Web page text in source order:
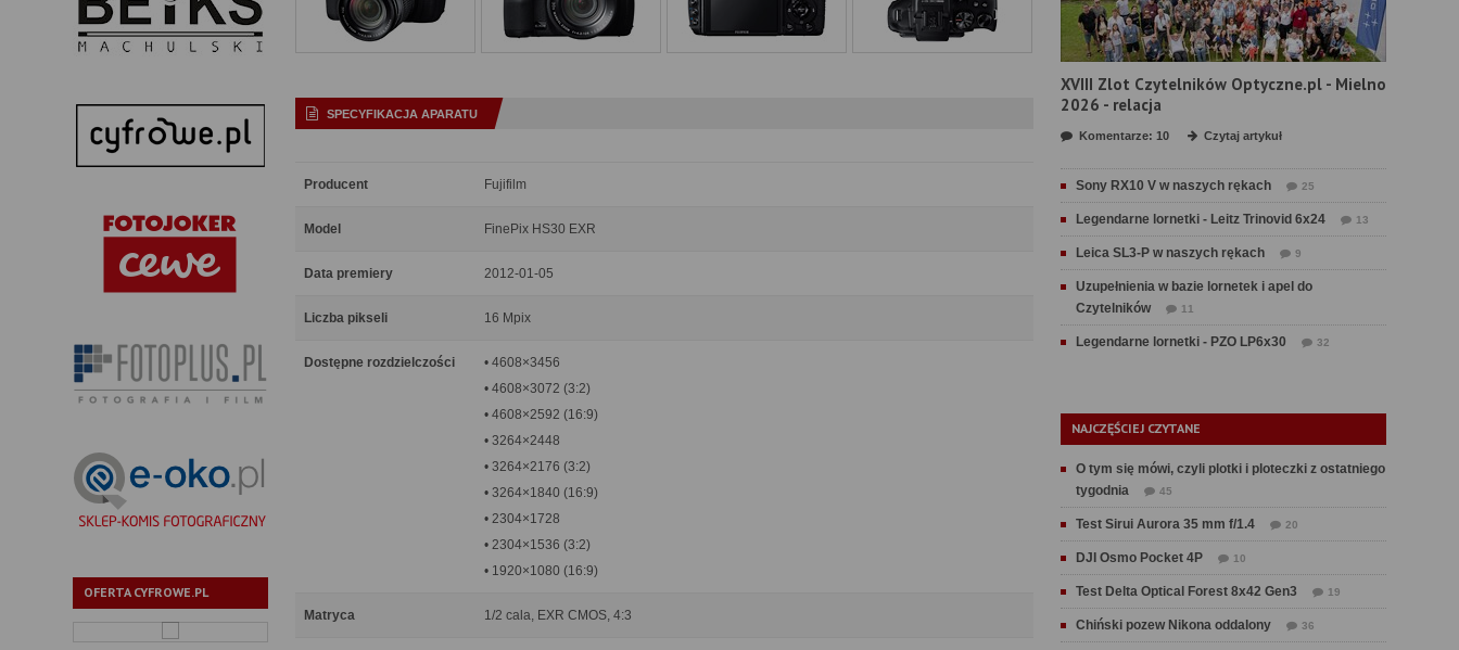
OFERTA CYFROWE.PL
SPECYFIKACJA APARATU
Producent Fujifilm
Model FinePix HS30 EXR
Data premiery 2012-01-05
Liczba pikseli 16 Mpix
Dostępne rozdzielczości
• 4608×3456
• 4608×3072 (3:2)
• 4608×2592 (16:9)
• 3264×2448
• 3264×2176 (3:2)
• 3264×1840 (16:9)
• 2304×1728
• 2304×1536 (3:2)
• 1920×1080 (16:9)
Matryca 1/2 cala, EXR CMOS, 4:3
XVIII Zlot Czytelników Optyczne.pl - Mielno
2026 - relacja
Komentarze: 10 Czytaj artykuł
Sony RX10 V w naszych rękach 25
Legendarne lornetki - Leitz Trinovid 6x24 13
Leica SL3-P w naszych rękach 9
Uzupełnienia w bazie lornetek i apel do
Czytelników
11
Legendarne lornetki - PZO LP6x30 32
NAJCZĘŚCIEJ CZYTANE
O tym się mówi, czyli plotki i ploteczki z ostatniego
tygodnia
45
Test Sirui Aurora 35 mm f/1.4 20
DJI Osmo Pocket 4P 10
Test Delta Optical Forest 8x42 Gen3 19
Chiński pozew Nikona oddalony 36